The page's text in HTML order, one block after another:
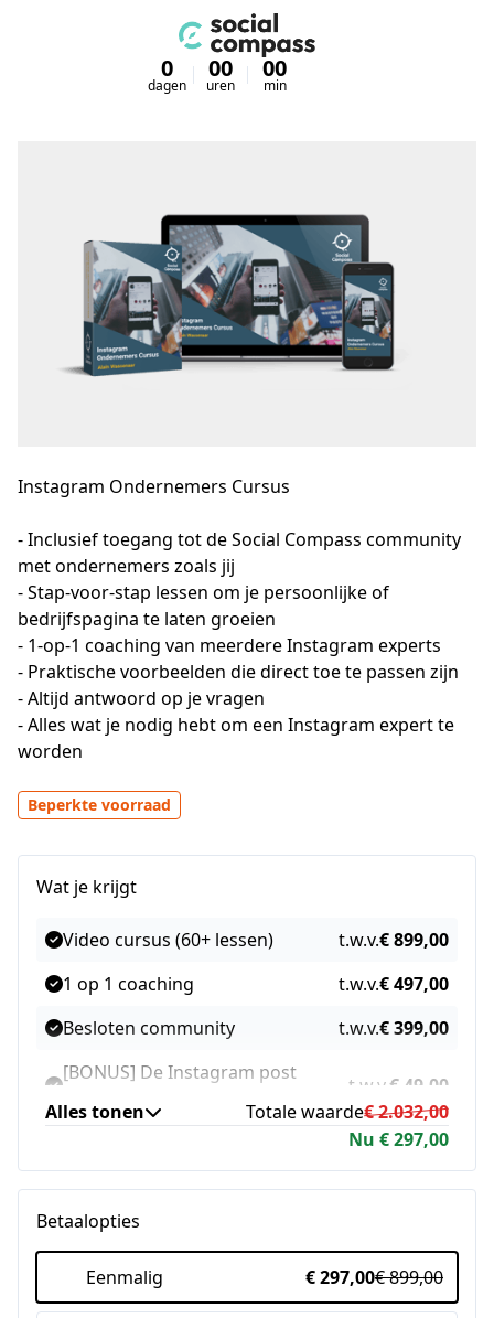
0
dagen
00
uren
00
min
Instagram Ondernemers Cursus
- Inclusief toegang tot de Social Compass community
met ondernemers zoals jij
- Stap-voor-stap lessen om je persoonlijke of
bedrijfspagina te laten groeien
- 1-op-1 coaching van meerdere Instagram experts
- Praktische voorbeelden die direct toe te passen zijn
- Altijd antwoord op je vragen
- Alles wat je nodig hebt om een Instagram expert te
worden
Beperkte voorraad
Wat je krijgt
Video cursus (60+ lessen) t.w.v.€ 899,00
1 op 1 coaching
t.w.v.€ 497,00
Besloten community
t.w.v.€ 399,00
[BONUS] De Instagram post
t.w.v.€ 49,00
Marketing module
€ 139,00
[BONUS] Lightroom presets
Nu € 297,00
Alles tonen Totale waarde€ 2.032,00
Betaalopties
Eenmalig € 297,00€ 899,00